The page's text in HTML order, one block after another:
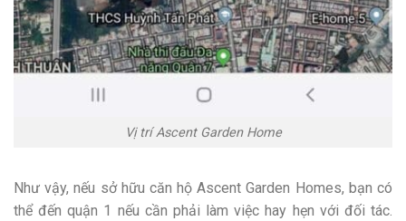
Vị trí Ascent Garden Home
Như vậy, nếu sở hữu căn hộ Ascent Garden Homes, bạn có
thể đến quận 1 nếu cần phải làm việc hay hẹn với đối tác.